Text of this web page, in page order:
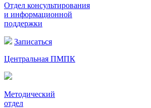
Отдел консультирования
и информационной
поддержки
Записаться
Центральная ПМПК
Методический
отдел